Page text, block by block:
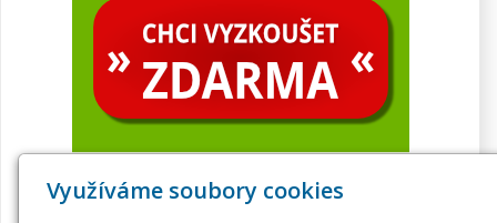
Využíváme soubory cookies